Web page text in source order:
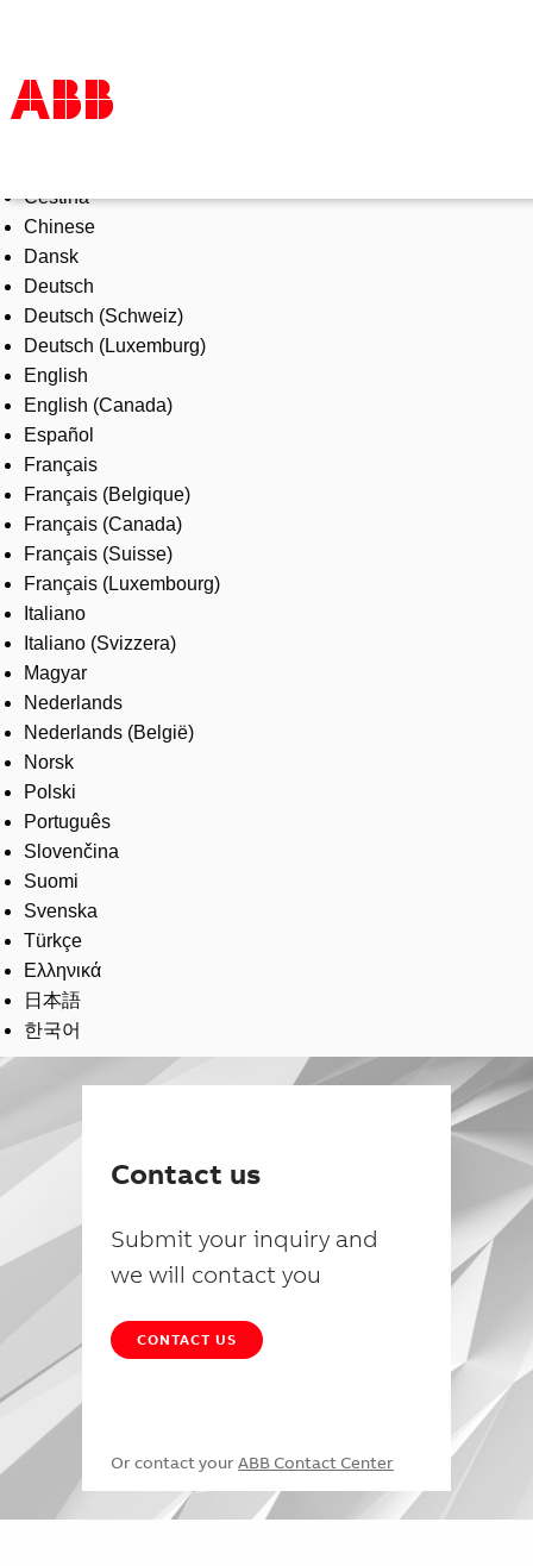
Products & Solutions
Industries
Services
About us
Where to buy
Contact us
Careers
Čeština
Chinese
Dansk
Deutsch
Deutsch (Schweiz)
Deutsch (Luxemburg)
English
English (Canada)
Español
Français
Français (Belgique)
Français (Canada)
Français (Suisse)
Français (Luxembourg)
Italiano
Italiano (Svizzera)
Magyar
Nederlands
Nederlands (België)
Norsk
Polski
Português
Slovenčina
Suomi
Svenska
Türkçe
Ελληνικά
日本語
한국어
Contact us
Submit your inquiry and
we will contact you
CONTACT US
Or contact your ABB Contact Center